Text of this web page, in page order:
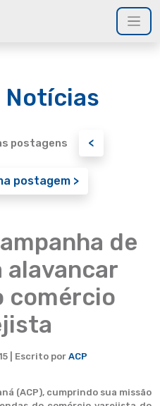
Notícias
postagens <
postagem >
de
alavancar
comércio
| Escrito por ACP
(ACP), cumprindo sua missão